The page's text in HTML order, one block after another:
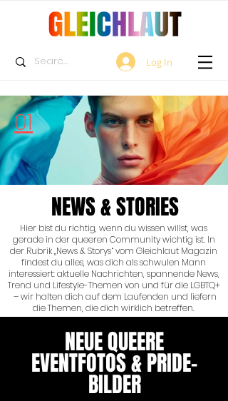
Log In
01
NEWS & STORIES
Hier bist du richtig, wenn du wissen willst, was
gerade in der queeren Community wichtig ist. In
der Rubrik „News & Storys“ vom Gleichlaut Magazin
findest du alles, was dich als schwulen Mann
interessiert: aktuelle Nachrichten, spannende News,
Trend und Lifestyle-Themen von und für die LGBTQ+
– wir halten dich auf dem Laufenden und liefern
die Themen, die dich wirklich betreffen.
NEUE QUEERE
EVENTFOTOS & PRIDE-
BILDER